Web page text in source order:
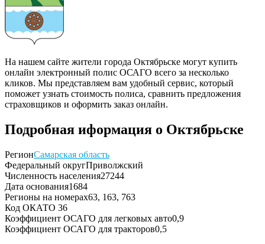
На нашем сайте жители города Октябрьске могут купить
онлайн электронный полис ОСАГО всего за несколько
кликов. Мы представляем вам удобный сервис, который
поможет узнать стоимость полиса, сравнить предложения
страховщиков и оформить заказ онлайн.
Подробная иформация о Октябрьске
РегионСамарская область
Федеральный округПриволжский
Численность населения27244
Дата основания1684
Регионы на номерах63, 163, 763
Код ОКАТО 36
Коэффициент ОСАГО для легковых авто0,9
Коэффициент ОСАГО для тракторов0,5